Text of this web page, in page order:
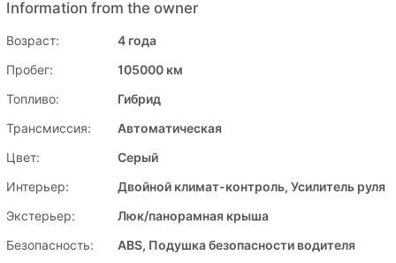
Information from the owner
Возраст:
4 года
Пробег:
105000 км
Топливо:
Гибрид
Трансмиссия:
Автоматическая
Цвет:
Серый
Интерьер:
Двойной климат-контроль, Усилитель руля
Экстерьер:
Люк/панорамная крыша
Безопасность:
ABS, Подушка безопасности водителя